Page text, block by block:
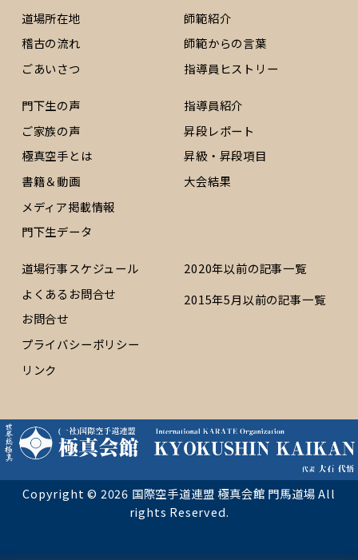
道場所在地
稽古の流れ
ごあいさつ
師範紹介
師範からの言葉
指導員ヒストリー
門下生の声
ご家族の声
極真空手とは
書籍＆動画
メディア掲載情報
門下生データ
指導員紹介
昇段レポート
昇級・昇段項目
大会結果
道場行事スケジュール
よくあるお問合せ
お問合せ
プライバシーポリシー
リンク
2020年以前の記事一覧
2015年5月以前の記事一覧
Copyright © 2026 国際空手道連盟 極真会館 門馬道場 All
rights Reserved.